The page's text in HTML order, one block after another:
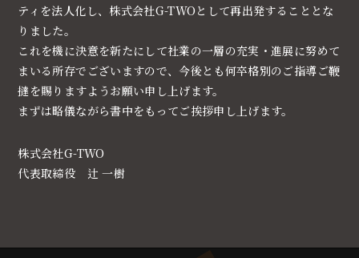
ティを法人化し、株式会社G-TWOとして再出発することとな
りました。
これを機に決意を新たにして社業の一層の充実・進展に努めて
まいる所存でございますので、今後とも何卒格別のご指導ご鞭
撻を賜りますようお願い申し上げます。
まずは略儀ながら書中をもってご挨拶申し上げます。
株式会社G-TWO
代表取締役 辻 一樹